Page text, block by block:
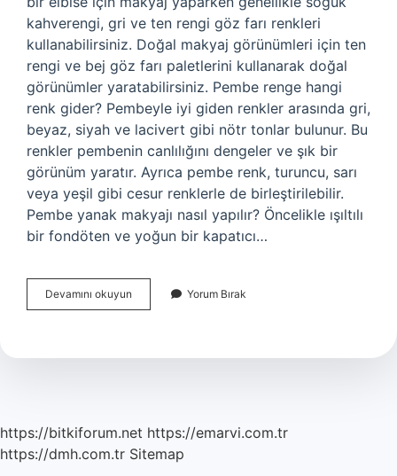
kahverengi, gri ve ten rengi göz farı renkleri
kullanabilirsiniz. Doğal makyaj görünümleri için ten
rengi ve bej göz farı paletlerini kullanarak doğal
görünümler yaratabilirsiniz. Pembe renge hangi
renk gider? Pembeyle iyi giden renkler arasında gri,
beyaz, siyah ve lacivert gibi nötr tonlar bulunur. Bu
renkler pembenin canlılığını dengeler ve şık bir
görünüm yaratır. Ayrıca pembe renk, turuncu, sarı
veya yeşil gibi cesur renklerle de birleştirilebilir.
Pembe yanak makyajı nasıl yapılır? Öncelikle ışıltılı
bir fondöten ve yoğun bir kapatıcı…
Devamını okuyun
Renge
Gider
Yorum Bırak
https://bitkiforum.net https://emarvi.com.tr
https://dmh.com.tr Sitemap